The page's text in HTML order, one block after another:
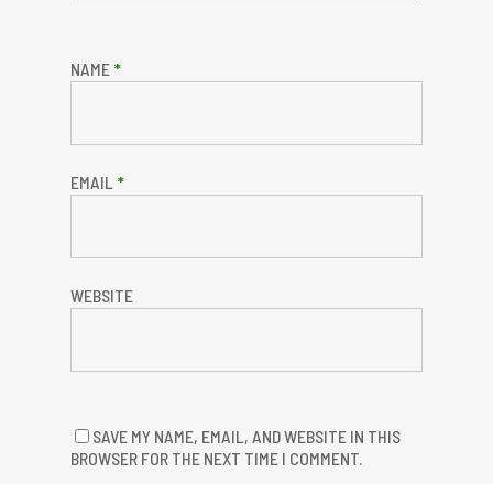
NAME *
EMAIL *
WEBSITE
SAVE MY NAME, EMAIL, AND WEBSITE IN THIS
BROWSER FOR THE NEXT TIME I COMMENT.